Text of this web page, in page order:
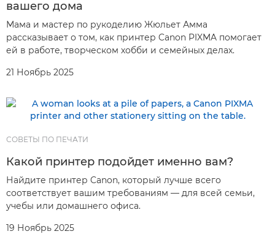
вашего дома
Мама и мастер по рукоделию Жюльет Амма
рассказывает о том, как принтер Canon PIXMA помогает
ей в работе, творческом хобби и семейных делах.
21 Ноябрь 2025
СОВЕТЫ ПО ПЕЧАТИ
Какой принтер подойдет именно вам?
Найдите принтер Canon, который лучше всего
соответствует вашим требованиям — для всей семьи,
учебы или домашнего офиса.
19 Ноябрь 2025